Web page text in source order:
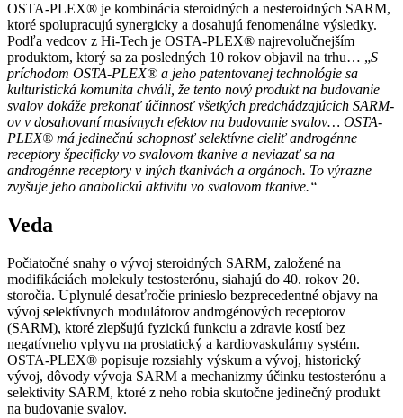
OSTA-PLEX® je kombinácia steroidných a nesteroidných SARM,
ktoré spolupracujú synergicky a dosahujú fenomenálne výsledky.
Podľa vedcov z Hi-Tech je OSTA-PLEX® najrevolučnejším
produktom, ktorý sa za posledných 10 rokov objavil na trhu… „S
príchodom OSTA-PLEX® a jeho patentovanej technológie sa
kulturistická komunita chváli, že tento nový produkt na budovanie
svalov dokáže prekonať účinnosť všetkých predchádzajúcich SARM-
ov v dosahovaní masívnych efektov na budovanie svalov… OSTA-
PLEX® má jedinečnú schopnosť selektívne cieliť androgénne
receptory špecificky vo svalovom tkanive a neviazať sa na
androgénne receptory v iných tkanivách a orgánoch. To výrazne
zvyšuje jeho anabolickú aktivitu vo svalovom tkanive.“
Veda
Počiatočné snahy o vývoj steroidných SARM, založené na
modifikáciách molekuly testosterónu, siahajú do 40. rokov 20.
storočia. Uplynulé desaťročie prinieslo bezprecedentné objavy na
vývoj selektívnych modulátorov androgénových receptorov
(SARM), ktoré zlepšujú fyzickú funkciu a zdravie kostí bez
negatívneho vplyvu na prostatický a kardiovaskulárny systém.
OSTA-PLEX® popisuje rozsiahly výskum a vývoj, historický
vývoj, dôvody vývoja SARM a mechanizmy účinku testosterónu a
selektivity SARM, ktoré z neho robia skutočne jedinečný produkt
na budovanie svalov.